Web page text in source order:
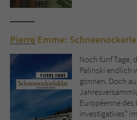
Pierre Emme:
Noch fünf Tage,
Palinski endlich
gönnen. Doch
Européenne
Investigatives" im